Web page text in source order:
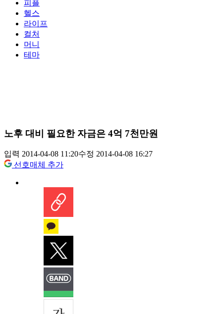
피플
헬스
라이프
컬처
머니
테마
노후 대비 필요한 자금은 4억 7천만원
입력 2014-04-08 11:20수정 2014-04-08 16:27
선호매체 추가